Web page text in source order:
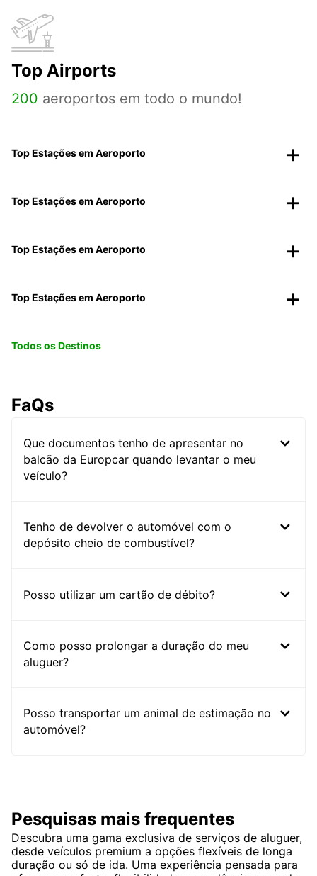
Top Airports
200 aeroportos em todo o mundo!
Top Estações em Aeroporto
Top Estações em Aeroporto
Top Estações em Aeroporto
Top Estações em Aeroporto
Todos os Destinos
FaQs
Que documentos tenho de apresentar no
balcão da Europcar quando levantar o meu
veículo?
Tenho de devolver o automóvel com o
depósito cheio de combustível?
Posso utilizar um cartão de débito?
Como posso prolongar a duração do meu
aluguer?
Posso transportar um animal de estimação no
automóvel?
Pesquisas mais frequentes
Descubra uma gama exclusiva de serviços de aluguer,
desde veículos premium a opções flexíveis de longa
duração ou só de ida. Uma experiência pensada para